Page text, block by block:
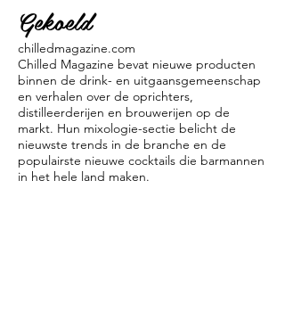
Gekoeld
chilledmagazine.com
Chilled Magazine bevat nieuwe producten
binnen de drink- en uitgaansgemeenschap
en verhalen over de oprichters,
distilleerderijen en brouwerijen op de
markt. Hun mixologie-sectie belicht de
nieuwste trends in de branche en de
populairste nieuwe cocktails die barmannen
in het hele land maken.